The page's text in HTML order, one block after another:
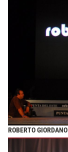
ROBERTO GIORDANO